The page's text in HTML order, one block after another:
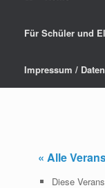
Für Schüler und
Impressum /
« Alle
Diese